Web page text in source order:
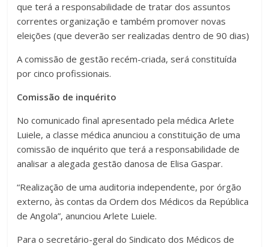
que terá a responsabilidade de tratar dos assuntos
correntes organização e também promover novas
eleições (que deverão ser realizadas dentro de 90 dias)
A comissão de gestão recém-criada, será constituída
por cinco profissionais.
Comissão de inquérito
No comunicado final apresentado pela médica Arlete
Luiele, a classe médica anunciou a constituição de uma
comissão de inquérito que terá a responsabilidade de
analisar a alegada gestão danosa de Elisa Gaspar.
“Realização de uma auditoria independente, por órgão
externo, às contas da Ordem dos Médicos da República
de Angola”, anunciou Arlete Luiele.
Para o secretário-geral do Sindicato dos Médicos de